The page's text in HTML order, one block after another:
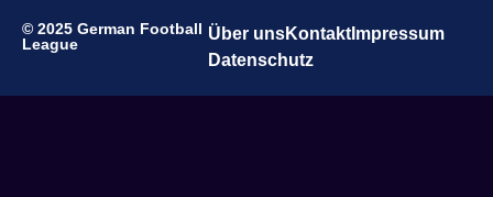
© 2025 German Football
League
Über unsKontaktImpressum
Datenschutz